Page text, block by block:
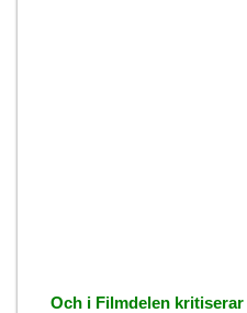
Och i Filmdelen kritiserar